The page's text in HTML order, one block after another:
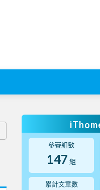
參賽組數
147 組
累計文章數